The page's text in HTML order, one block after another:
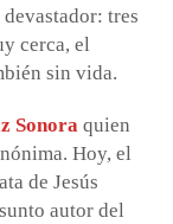
tres
cerca, el
sin vida.
Sonora quien
Hoy, el
de Jesús
autor del